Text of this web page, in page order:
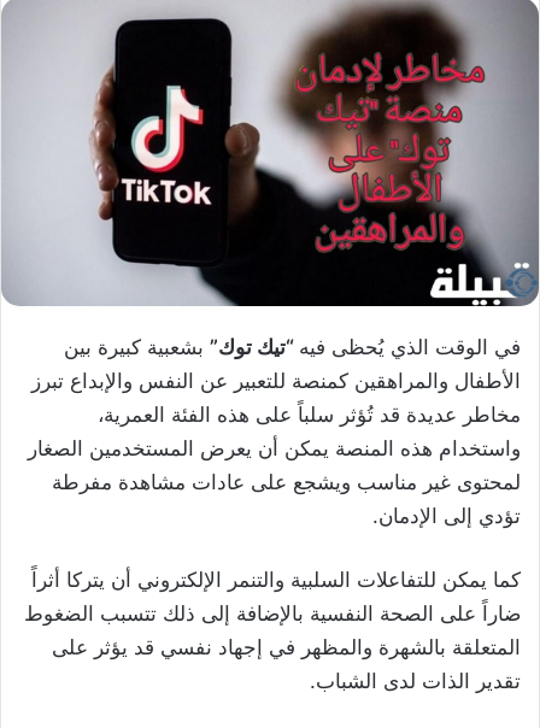
في الوقت الذي يُحظى فيه “تيك توك” بشعبية كبيرة بين
الأطفال والمراهقين كمنصة للتعبير عن النفس والإبداع تبرز
مخاطر عديدة قد تُؤثر سلباً على هذه الفئة العمرية،
واستخدام هذه المنصة يمكن أن يعرض المستخدمين الصغار
لمحتوى غير مناسب ويشجع على عادات مشاهدة مفرطة
تؤدي إلى الإدمان.
كما يمكن للتفاعلات السلبية والتنمر الإلكتروني أن يتركا أثراً
ضاراً على الصحة النفسية بالإضافة إلى ذلك تتسبب الضغوط
المتعلقة بالشهرة والمظهر في إجهاد نفسي قد يؤثر على
تقدير الذات لدى الشباب.